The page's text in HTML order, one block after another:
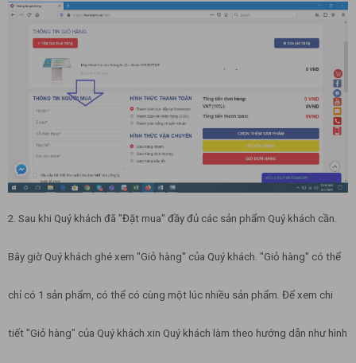
2. Sau khi Quý khách đã "Đặt mua" đầy đủ các sản phẩm Quý khách cần.
Bây giờ Quý khách ghé xem "Giỏ hàng" của Quý khách. "Giỏ hàng" có thể
chỉ có 1 sản phẩm, có thể có cùng một lúc nhiều sản phẩm. Để xem chi
tiết "Giỏ hàng" của Quý khách xin Quý khách làm theo hướng dẫn như hình